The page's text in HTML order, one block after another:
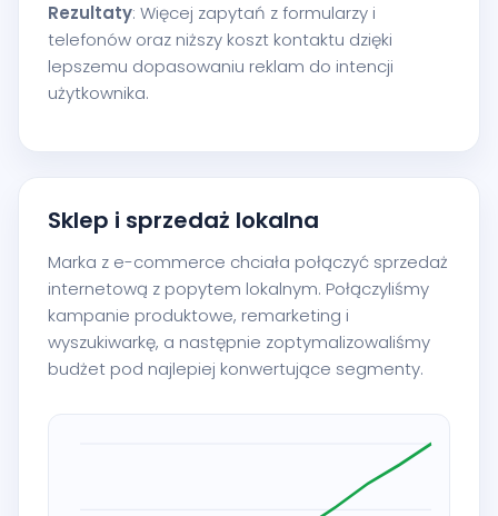
Rezultaty: Więcej zapytań z formularzy i
telefonów oraz niższy koszt kontaktu dzięki
lepszemu dopasowaniu reklam do intencji
użytkownika.
Sklep i sprzedaż lokalna
Marka z e-commerce chciała połączyć sprzedaż
internetową z popytem lokalnym. Połączyliśmy
kampanie produktowe, remarketing i
wyszukiwarkę, a następnie zoptymalizowaliśmy
budżet pod najlepiej konwertujące segmenty.